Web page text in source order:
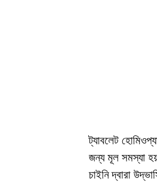
ট্যাবলেট
জন্য মূল সমস্যা
চাইনি দ্বারা